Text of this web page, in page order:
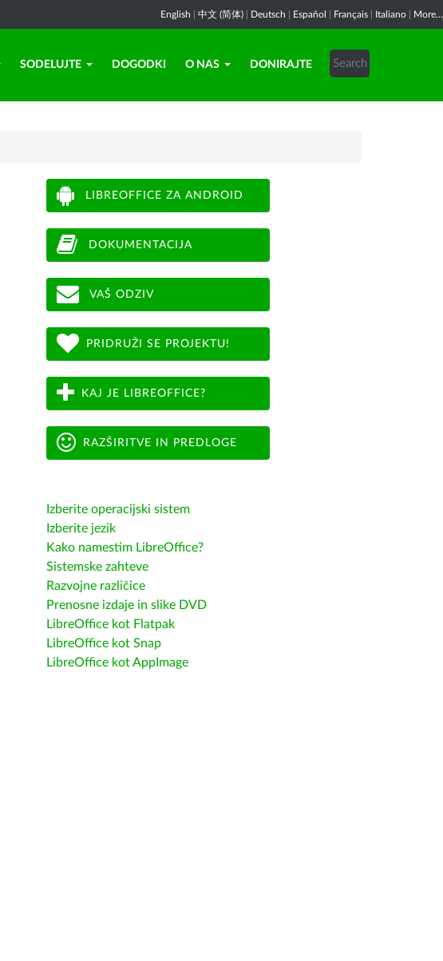
English 中文 (简体) Deutsch Español Français Italiano More...
SODELUJTE DOGODKI O NAS DONIRAJTE
LIBREOFFICE ZA ANDROID
DOKUMENTACIJA
VAŠ ODZIV
PRIDRUŽI SE PROJEKTU!
KAJ JE LIBREOFFICE?
RAZŠIRITVE IN PREDLOGE
Izberite operacijski sistem
Izberite jezik
Kako namestim LibreOffice?
Sistemske zahteve
Razvojne različice
Prenosne izdaje in slike DVD
LibreOffice kot Flatpak
LibreOffice kot Snap
LibreOffice kot AppImage